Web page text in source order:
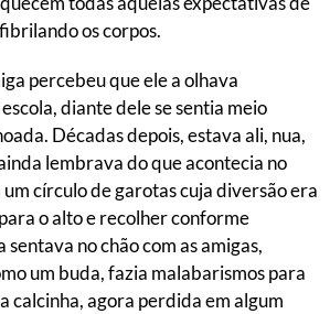
os corpos.
percebeu que ele a olhava
diante dele se sentia meio
Décadas depois, estava ali, nua,
lembrava do que acontecia no
círculo de garotas cuja diversão era
o alto e recolher conforme
sentava no chão com as amigas,
um buda, fazia malabarismos para
calcinha, agora perdida em algum